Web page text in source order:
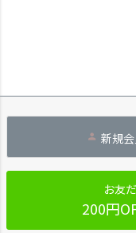
新規
お友
200円